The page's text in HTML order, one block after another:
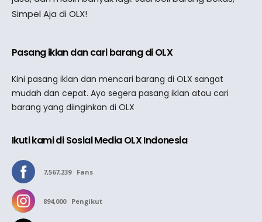
Simpel Aja di OLX!
Pasang iklan dan cari barang di OLX
Kini pasang iklan dan mencari barang di OLX sangat
mudah dan cepat. Ayo segera pasang iklan atau cari
barang yang diinginkan di OLX
Ikuti kami di Sosial Media OLX Indonesia
7,567,239 Fans
894,000 Pengikut